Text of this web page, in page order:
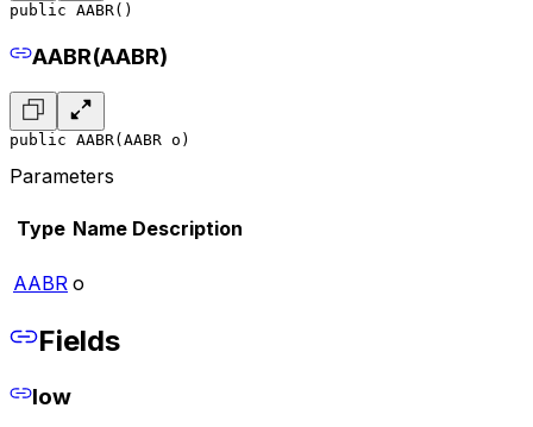
public AABR()
AABR(AABR)
public AABR(AABR o)
Parameters
Type Name Description
AABR o
Fields
low